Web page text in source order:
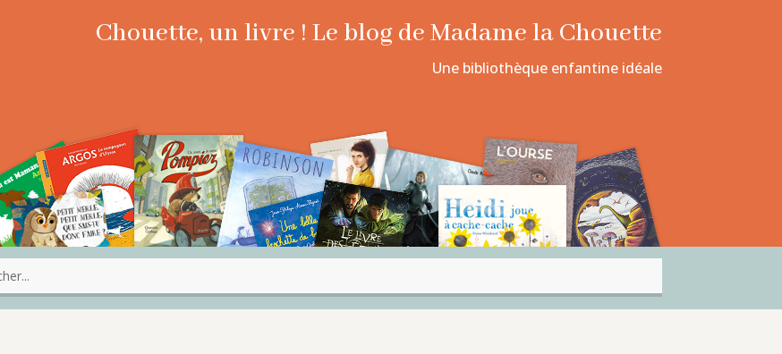
Chouette, un livre ! Le blog de Madame la Chouette
Une bibliothèque enfantine idéale